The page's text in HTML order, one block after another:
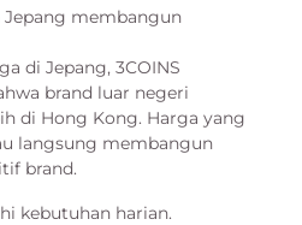
Jepang membangun
di Jepang, 3COINS
brand luar negeri
di Hong Kong. Harga yang
langsung membangun
brand.
kebutuhan harian.